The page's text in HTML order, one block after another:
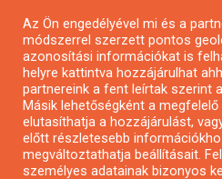
Pályázatok
Pályázatok civil
Pályázatok vállalkozásoknak
Önkormányzati pályázatok
Mezőgazdasági pályázatok
Az Ön engedélyével mi és a
módszerrel szerzett pontos
azonosítási információkat is
helyre kattintva hozzájárulhat
partnereink a fent leírtak szerint
Másik lehetőségként a
elutasíthatja a hozzájárulást,
előtt részletesebb
megváltoztathatja beállításait.
személyes adatainak bizonyos